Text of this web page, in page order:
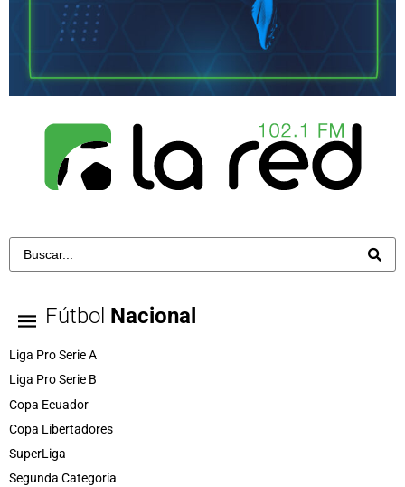
Fútbol Nacional
Liga Pro Serie A
Liga Pro Serie B
Copa Ecuador
Copa Libertadores
SuperLiga
Segunda Categoría